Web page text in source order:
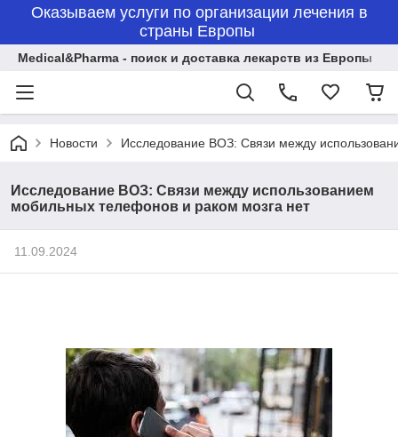
Оказываем услуги по организации лечения в
страны Европы
Medical&Pharma - поиск и доставка лекарств из Европы
Новости Исследование ВОЗ: Связи между
Исследование ВОЗ: Связи между использованием
мобильных телефонов и раком мозга нет
11.09.2024